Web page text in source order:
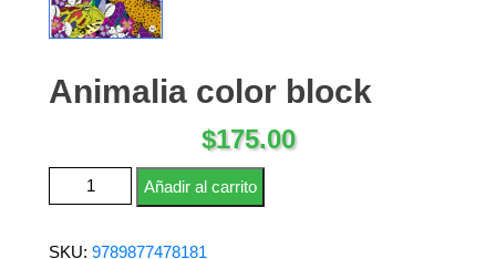
Animalia color block
$175.00
Animalia color block cantidad
Añadir al carrito
SKU: 9789877478181